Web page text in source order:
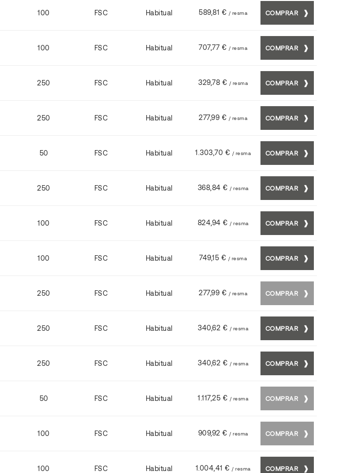
100 FSC Habitual 589,81 € / resma COMPRAR
100 FSC Habitual 707,77 € / resma COMPRAR
250 FSC Habitual 329,78 € / resma COMPRAR
250 FSC Habitual 277,99 € / resma COMPRAR
50 FSC Habitual 1.303,70 € / resma COMPRAR
250 FSC Habitual 368,84 € / resma COMPRAR
100 FSC Habitual 824,94 € / resma COMPRAR
100 FSC Habitual 749,15 € / resma COMPRAR
250 FSC Habitual 277,99 € / resma COMPRAR
250 FSC Habitual 340,62 € / resma COMPRAR
250 FSC Habitual 340,62 € / resma COMPRAR
50 FSC Habitual 1.117,25 € / resma COMPRAR
100 FSC Habitual 909,92 € / resma COMPRAR
100 FSC Habitual 1.004,41 € / resma COMPRAR